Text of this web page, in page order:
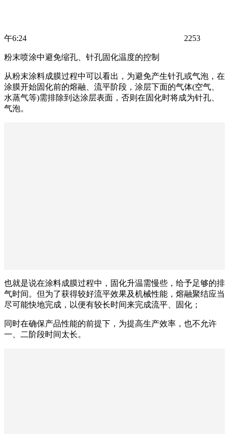
午6:24 2253
粉末喷涂中避免缩孔、针孔固化温度的控制
从粉末涂料成膜过程中可以看出，为避免产生针孔或气泡，在
涂膜开始固化前的熔融、流平阶段，涂层下面的气体(空气、
水蒸气等)需排除到达涂层表面，否则在固化时将成为针孔、
气泡。
也就是说在涂料成膜过程中，固化升温需慢些，给予足够的排
气时间。但为了获得较好流平效果及机械性能，熔融聚结应当
尽可能快地完成，以便有较长时间来完成流平、固化；
同时在确保产品性能的前提下，为提高生产效率，也不允许
一、二阶段时间太长。